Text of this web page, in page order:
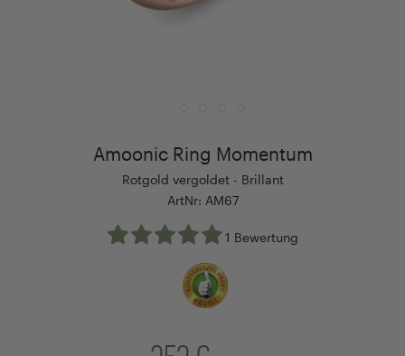
Amoonic Ring Momentum
Rotgold vergoldet - Brillant
ArtNr: AM67
1 Bewertung